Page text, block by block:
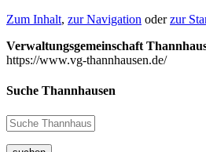
Zum Inhalt, zur Navigation oderzur
Verwaltungsgemeinschaft
https://www.vg-thannhausen.de/
Suche Thannhausen